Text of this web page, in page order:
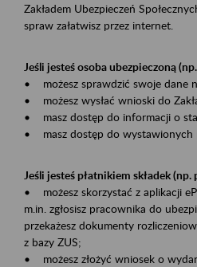
Zakładem Ubezpieczeń
spraw załatwisz przez internet.
Jeśli jesteś osoba ubezpieczoną
• możesz sprawdzić swoje dane
• możesz wysłać wnioski do
• masz dostęp do informacji o
• masz dostęp do wystawionych
Jeśli jesteś płatnikiem składek
• możesz skorzystać z aplikacji
m.in. zgłosisz pracownika do
przekażesz dokumenty
z bazy ZUS;
• możesz złożyć wniosek o